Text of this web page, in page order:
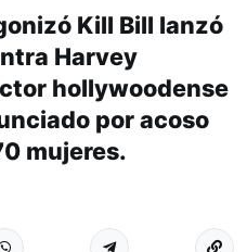
Kill Bill lanzó
Harvey
hollywoodense
por acoso
mujeres.